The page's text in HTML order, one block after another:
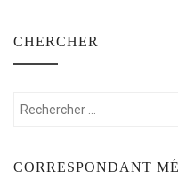
CHERCHER
Rechercher:
CORRESPONDANT